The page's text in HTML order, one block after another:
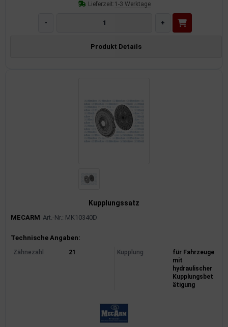
Lieferzeit:1-3 Werktage
- +
Produkt Details
Kupplungssatz
MECARM Art.-Nr.: MK10340D
Produktinformationen
Technische Angaben:
Zähnezahl 21 Kupplung
für Fahrzeuge
mit
hydraulischer
Kupplungsbet
ätigung